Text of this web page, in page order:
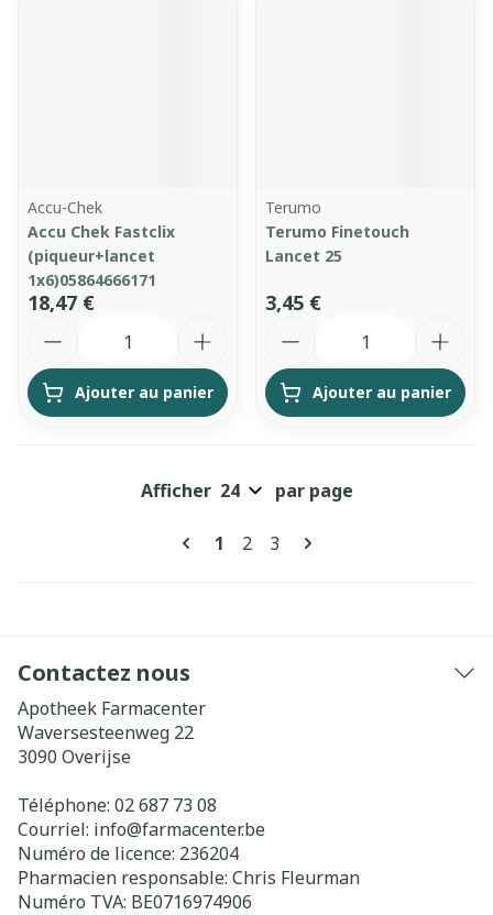
Accu-Chek
Accu Chek Fastclix
(piqueur+lancet
1x6)05864666171
18,47 €
Ajouter au panier
Terumo
Terumo Finetouch
Lancet 25
3,45 €
Ajouter au panier
Pages
Vous lisez actuellement la
1 Page
2 Page
3
Afficher par page
Contactez nous
Apotheek Farmacenter
Waversesteenweg 22
3090 Overijse
Téléphone: 02 687 73 08
Courriel: info@farmacenter.be
Numéro de licence: 236204
Pharmacien responsable: Chris Fleurman
Numéro TVA: BE0716974906